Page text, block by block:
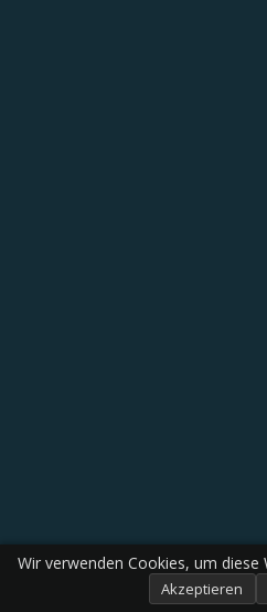
Wir verwenden Cookies, um diese
Akzeptieren